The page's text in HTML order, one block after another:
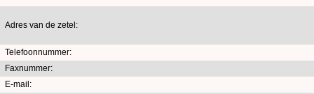
Adres van de zetel:
Telefoonnummer:
Faxnummer:
E-mail: